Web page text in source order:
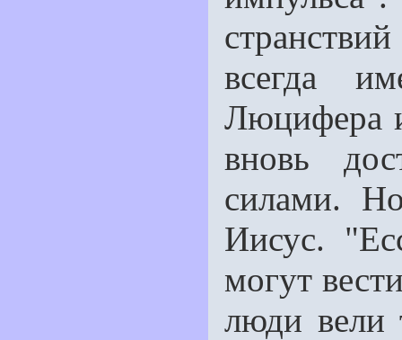
всегда
Люцифера
вновь
силами.
Иисус.
могут
люди вели